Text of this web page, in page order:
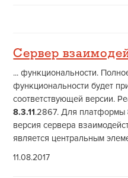
Сервер
... функциональности.
функциональности будет
соответствующей версии.
8.3.11.2867. Для платформы
версия сервера
является центральным
11.08.2017